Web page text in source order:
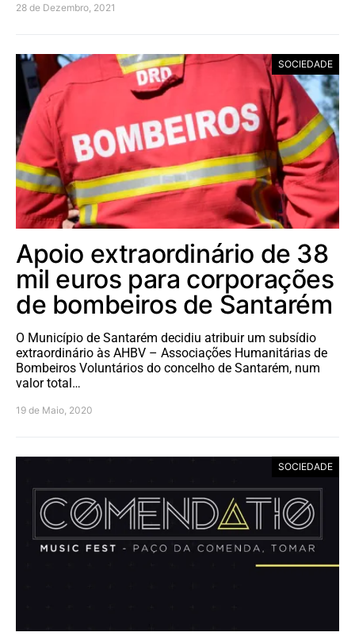
28 de Dezembro, 2021
SOCIEDADE
Apoio extraordinário de 38
mil euros para corporações
de bombeiros de Santarém
O Município de Santarém decidiu atribuir um subsídio
extraordinário às AHBV – Associações Humanitárias de
Bombeiros Voluntários do concelho de Santarém, num
valor total…
19 de Maio, 2020
SOCIEDADE